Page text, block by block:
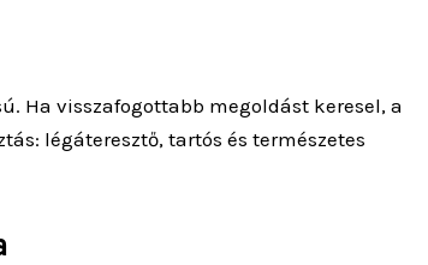
Ha visszafogottabb megoldást keresel, a
légáteresztő, tartós és természetes